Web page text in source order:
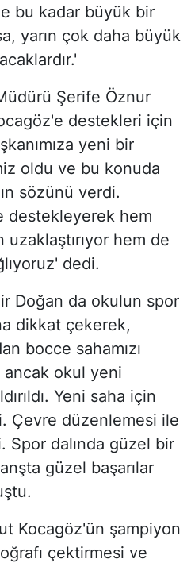
bu kadar büyük bir
yarın çok daha büyük
Şerife Öznur
destekleri için
yeni bir
oldu ve bu konuda
sözünü verdi.
destekleyerek hem
uzaklaştırıyor hem de
dedi.
Doğan da okulun spor
dikkat çekerek,
bocce sahamızı
ancak okul yeni
Yeni saha için
Çevre düzenlemesi ile
dalında güzel bir
güzel başarılar
Kocagöz'ün şampiyon
çektirmesi ve